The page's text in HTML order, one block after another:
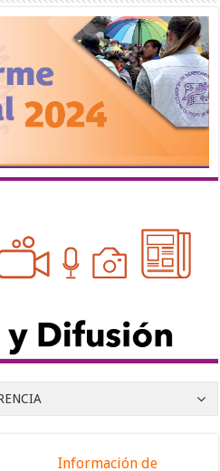
Información de